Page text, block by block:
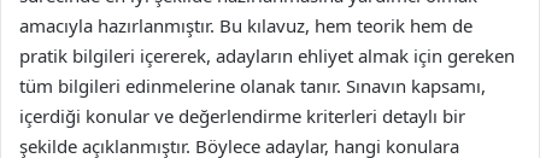
amacıyla hazırlanmıştır. Bu kılavuz, hem teorik hem de
pratik bilgileri içererek, adayların ehliyet almak için gereken
tüm bilgileri edinmelerine olanak tanır. Sınavın kapsamı,
içerdiği konular ve değerlendirme kriterleri detaylı bir
şekilde açıklanmıştır. Böylece adaylar, hangi konulara